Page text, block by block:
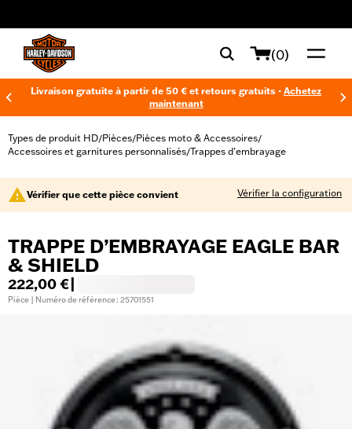
(0)
Livraison gratuite à partir de 50 € et retours gratuits - Achetez
maintenant
Types de produit HD/Pièces/Pièces moto & Accessoires/
Accessoires et garnitures personnalisés/Trappes d'embrayage
Vérifier que cette pièce convient Vérifier la configuration
TRAPPE D’EMBRAYAGE EAGLE BAR
& SHIELD
222,00 €
Pièce | Numéro de référence : 25701551